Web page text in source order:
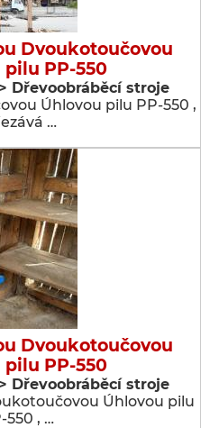
Dvoukotoučovou
pilu PP-550
Dřevoobráběcí stroje
Úhlovou pilu PP-550 ,
…
Dvoukotoučovou
pilu PP-550
Dřevoobráběcí stroje
Úhlovou pilu
550 , …